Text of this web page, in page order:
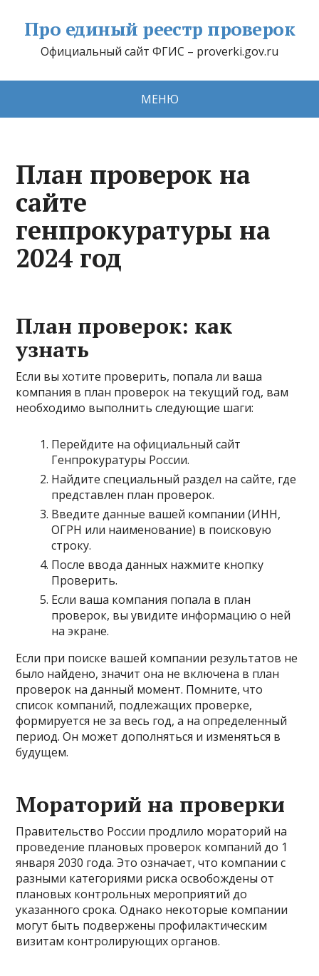
Про единый реестр проверок
Официальный сайт ФГИС – proverki.gov.ru
МЕНЮ
План проверок на
сайте
генпрокуратуры на
2024 год
План проверок: как
узнать
Если вы хотите проверить, попала ли ваша
компания в план проверок на текущий год, вам
необходимо выполнить следующие шаги:
Перейдите на официальный сайт
Генпрокуратуры России.
Найдите специальный раздел на сайте, где
представлен план проверок.
Введите данные вашей компании (ИНН,
ОГРН или наименование) в поисковую
строку.
После ввода данных нажмите кнопку
Проверить.
Если ваша компания попала в план
проверок, вы увидите информацию о ней
на экране.
Если при поиске вашей компании результатов не
было найдено, значит она не включена в план
проверок на данный момент. Помните, что
список компаний, подлежащих проверке,
формируется не за весь год, а на определенный
период. Он может дополняться и изменяться в
будущем.
Мораторий на проверки
Правительство России продлило мораторий на
проведение плановых проверок компаний до 1
января 2030 года. Это означает, что компании с
разными категориями риска освобождены от
плановых контрольных мероприятий до
указанного срока. Однако некоторые компании
могут быть подвержены профилактическим
визитам контролирующих органов.